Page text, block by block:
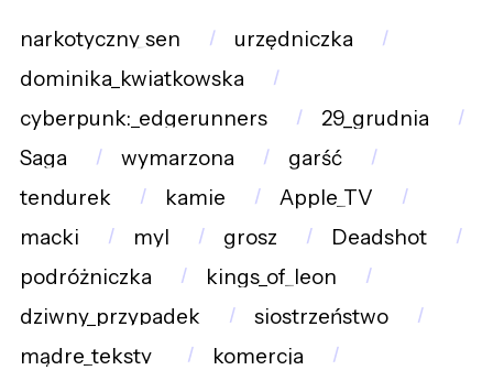
narkotyczny_sen
urzędniczka
dominika_kwiatkowska
cyberpunk:_edgerunners
29_grudnia
Saga
wymarzona
garść
tendurek
kamie
Apple_TV
macki
myl grosz
Deadshot
podróżniczka
kings_of_leon
dziwny_przypadek
siostrzeństwo
mądre_teksty_
komercja